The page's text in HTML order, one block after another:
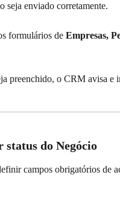
seja enviado corretamente.
formulários de Empresas,
preenchido, o CRM avisa e
do Negócio
campos obrigatórios de